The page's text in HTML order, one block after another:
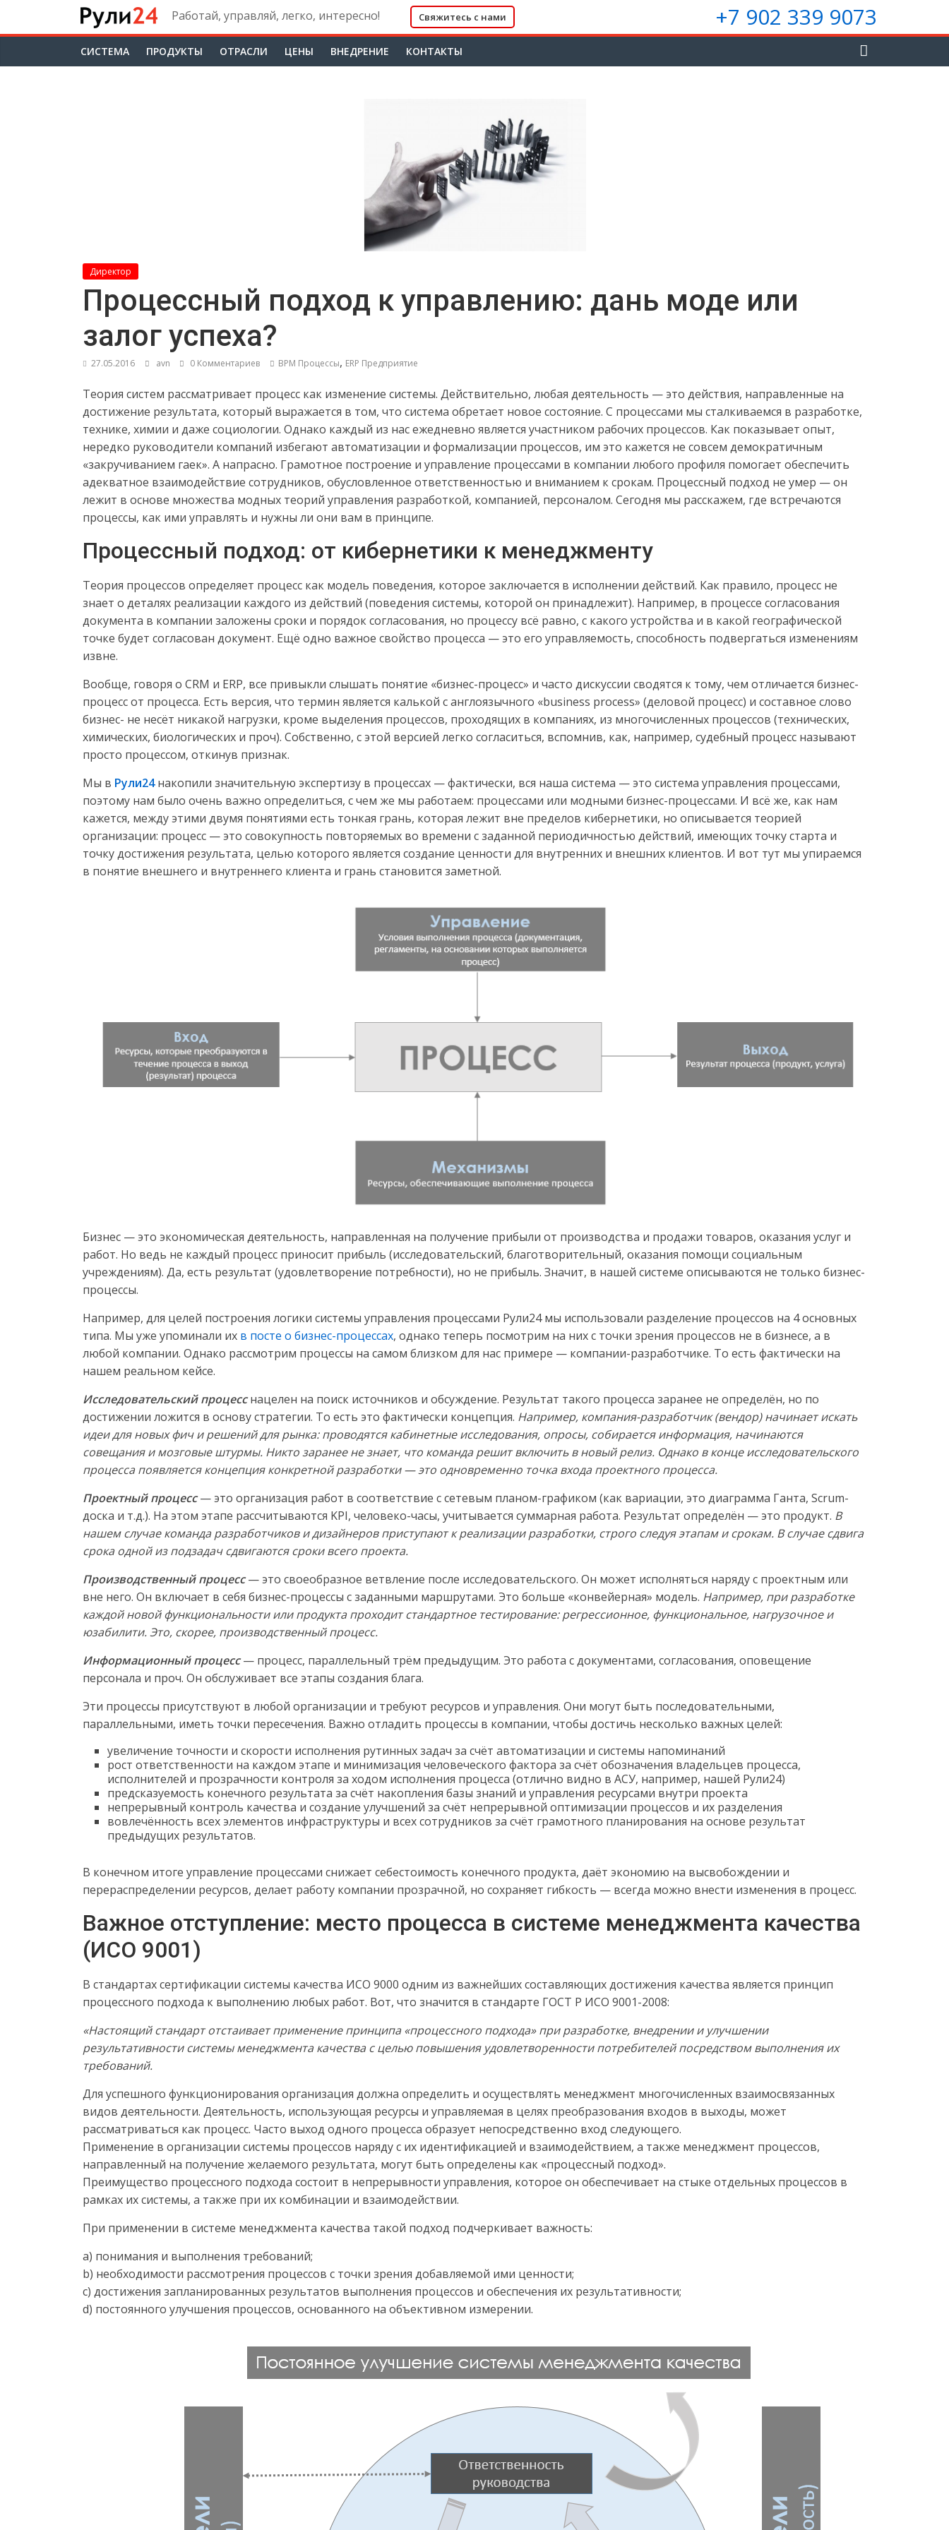
Работай, управляй, легко, интересно! Свяжитесь с нами +7 902 339 9073
CИСТЕМА ПРОДУКТЫ ОТРАСЛИ ЦЕНЫ ВНЕДРЕНИЕ КОНТАКТЫ
Директор
Процессный подход к управлению: дань моде или
залог успеха?
27.05.2016 avn 0 Комментариев BPM Процессы, ERP Предприятие
Теория систем рассматривает процесс как изменение системы. Действительно, любая деятельность — это действия, направленные на
достижение результата, который выражается в том, что система обретает новое состояние. С процессами мы сталкиваемся в разработке,
технике, химии и даже социологии. Однако каждый из нас ежедневно является участником рабочих процессов. Как показывает опыт,
нередко руководители компаний избегают автоматизации и формализации процессов, им это кажется не совсем демократичным
«закручиванием гаек». А напрасно. Грамотное построение и управление процессами в компании любого профиля помогает обеспечить
адекватное взаимодействие сотрудников, обусловленное ответственностью и вниманием к срокам. Процессный подход не умер — он
лежит в основе множества модных теорий управления разработкой, компанией, персоналом. Сегодня мы расскажем, где встречаются
процессы, как ими управлять и нужны ли они вам в принципе.
Процессный подход: от кибернетики к менеджменту
Теория процессов определяет процесс как модель поведения, которое заключается в исполнении действий. Как правило, процесс не
знает о деталях реализации каждого из действий (поведения системы, которой он принадлежит). Например, в процессе согласования
документа в компании заложены сроки и порядок согласования, но процессу всё равно, с какого устройства и в какой географической
точке будет согласован документ. Ещё одно важное свойство процесса — это его управляемость, способность подвергаться изменениям
извне.
Вообще, говоря о CRM и ERP, все привыкли слышать понятие «бизнес-процесс» и часто дискуссии сводятся к тому, чем отличается бизнес-
процесс от процесса. Есть версия, что термин является калькой с англоязычного «business process» (деловой процесс) и составное слово
бизнес- не несёт никакой нагрузки, кроме выделения процессов, проходящих в компаниях, из многочисленных процессов (технических,
химических, биологических и проч). Собственно, с этой версией легко согласиться, вспомнив, как, например, судебный процесс называют
просто процессом, откинув признак.
Мы в Рули24накопили значительную экспертизу в процессах — фактически, вся наша система — это система управления процессами,
поэтому нам было очень важно определиться, с чем же мы работаем: процессами или модными бизнес-процессами. И всё же, как нам
кажется, между этими двумя понятиями есть тонкая грань, которая лежит вне пределов кибернетики, но описывается теорией
организации: процесс — это совокупность повторяемых во времени с заданной периодичностью действий, имеющих точку старта и
точку достижения результата, целью которого является создание ценности для внутренних и внешних клиентов. И вот тут мы упираемся
в понятие внешнего и внутреннего клиента и грань становится заметной.
Бизнес — это экономическая деятельность, направленная на получение прибыли от производства и продажи товаров, оказания услуг и
работ. Но ведь не каждый процесс приносит прибыль (исследовательский, благотворительный, оказания помощи социальным
учреждениям). Да, есть результат (удовлетворение потребности), но не прибыль. Значит, в нашей системе описываются не только бизнес-
процессы.
Например, для целей построения логики системы управления процессами Рули24 мы использовали разделение процессов на 4 основных
типа. Мы уже упоминали их в посте о бизнес-процессах, однако теперь посмотрим на них с точки зрения процессов не в бизнесе, а в
любой компании. Однако рассмотрим процессы на самом близком для нас примере — компании-разработчике. То есть фактически на
нашем реальном кейсе.
Исследовательский процесснацелен на поиск источников и обсуждение. Результат такого процесса заранее не определён, но по
достижении ложится в основу стратегии. То есть это фактически концепция. Например, компания-разработчик (вендор) начинает искать
идеи для новых фич и решений для рынка: проводятся кабинетные исследования, опросы, собирается информация, начинаются
совещания и мозговые штурмы. Никто заранее не знает, что команда решит включить в новый релиз. Однако в конце исследовательского
процесса появляется концепция конкретной разработки — это одновременно точка входа проектного процесса.
Проектный процесс— это организация работ в соответствие с сетевым планом-графиком (как вариации, это диаграмма Ганта, Scrum-
доска и т.д.). На этом этапе рассчитываются KPI, человеко-часы, учитывается суммарная работа. Результат определён — это продукт. В
нашем случае команда разработчиков и дизайнеров приступают к реализации разработки, строго следуя этапам и срокам. В случае сдвига
срока одной из подзадач сдвигаются сроки всего проекта.
Производственный процесс— это своеобразное ветвление после исследовательского. Он может исполняться наряду с проектным или
вне него. Он включает в себя бизнес-процессы с заданными маршрутами. Это больше «конвейерная» модель. Например, при разработке
каждой новой функциональности или продукта проходит стандартное тестирование: регрессионное, функциональное, нагрузочное и
юзабилити. Это, скорее, производственный процесс.
Информационный процесс— процесс, параллельный трём предыдущим. Это работа с документами, согласования, оповещение
персонала и проч. Он обслуживает все этапы создания блага.
Эти процессы присутствуют в любой организации и требуют ресурсов и управления. Они могут быть последовательными,
параллельными, иметь точки пересечения. Важно отладить процессы в компании, чтобы достичь несколько важных целей:
увеличение точности и скорости исполнения рутинных задач за счёт автоматизации и системы напоминаний
рост ответственности на каждом этапе и минимизация человеческого фактора за счёт обозначения владельцев процесса,
исполнителей и прозрачности контроля за ходом исполнения процесса (отлично видно в АСУ, например, нашей Рули24)
предсказуемость конечного результата за счёт накопления базы знаний и управления ресурсами внутри проекта
непрерывный контроль качества и создание улучшений за счёт непрерывной оптимизации процессов и их разделения
вовлечённость всех элементов инфраструктуры и всех сотрудников за счёт грамотного планирования на основе результат
предыдущих результатов.
В конечном итоге управление процессами снижает себестоимость конечного продукта, даёт экономию на высвобождении и
перераспределении ресурсов, делает работу компании прозрачной, но сохраняет гибкость — всегда можно внести изменения в процесс.
Важное отступление: место процесса в системе менеджмента качества
(ИСО 9001)
В стандартах сертификации системы качества ИСО 9000 одним из важнейших составляющих достижения качества является принцип
процессного подхода к выполнению любых работ. Вот, что значится в стандарте ГОСТ Р ИСО 9001-2008:
«Настоящий стандарт отстаивает применение принципа «процессного подхода» при разработке, внедрении и улучшении
результативности системы менеджмента качества с целью повышения удовлетворенности потребителей посредством выполнения их
требований.
Для успешного функционирования организация должна определить и осуществлять менеджмент многочисленных взаимосвязанных
видов деятельности. Деятельность, использующая ресурсы и управляемая в целях преобразования входов в выходы, может
рассматриваться как процесс. Часто выход одного процесса образует непосредственно вход следующего.
Применение в организации системы процессов наряду с их идентификацией и взаимодействием, а также менеджмент процессов,
направленный на получение желаемого результата, могут быть определены как «процессный подход».
Преимущество процессного подхода состоит в непрерывности управления, которое он обеспечивает на стыке отдельных процессов в
рамках их системы, а также при их комбинации и взаимодействии.
При применении в системе менеджмента качества такой подход подчеркивает важность:
a) понимания и выполнения требований;
b) необходимости рассмотрения процессов с точки зрения добавляемой ими ценности;
c) достижения запланированных результатов выполнения процессов и обеспечения их результативности;
d) постоянного улучшения процессов, основанного на объективном измерении.